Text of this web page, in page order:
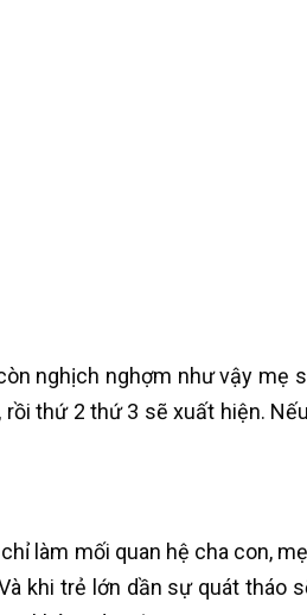
nghịch nghợm như vậy mẹ
thứ 2 thứ 3 sẽ xuất hiện.
làm mối quan hệ cha con,
khi trẻ lớn dần sự quát tháo